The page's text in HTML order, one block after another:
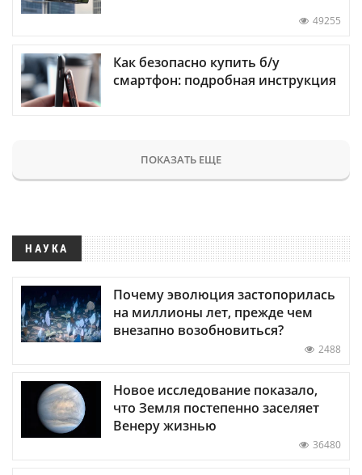
49255
Как безопасно купить б/у
смартфон: подробная инструкция
ПОКАЗАТЬ ЕЩЕ
НАУКА
Почему эволюция застопорилась
на миллионы лет, прежде чем
внезапно возобновиться?
2488
Новое исследование показало,
что Земля постепенно заселяет
Венеру жизнью
36480